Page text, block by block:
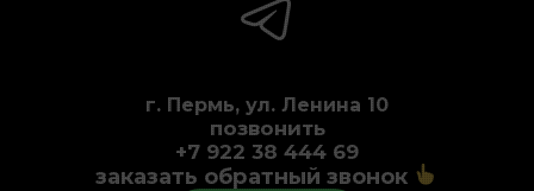
г. Пермь, ул. Ленина 10
позвонить
+7 922 38 444 69
заказать обратный звонок